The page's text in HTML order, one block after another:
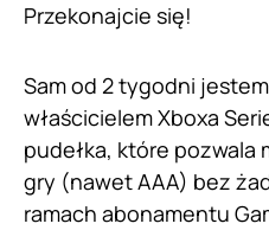
Przekonajcie się!
Sam od 2 tygodni
właścicielem Xboxa
pudełka, które pozwala
gry (nawet AAA) bez
ramach abonamentu